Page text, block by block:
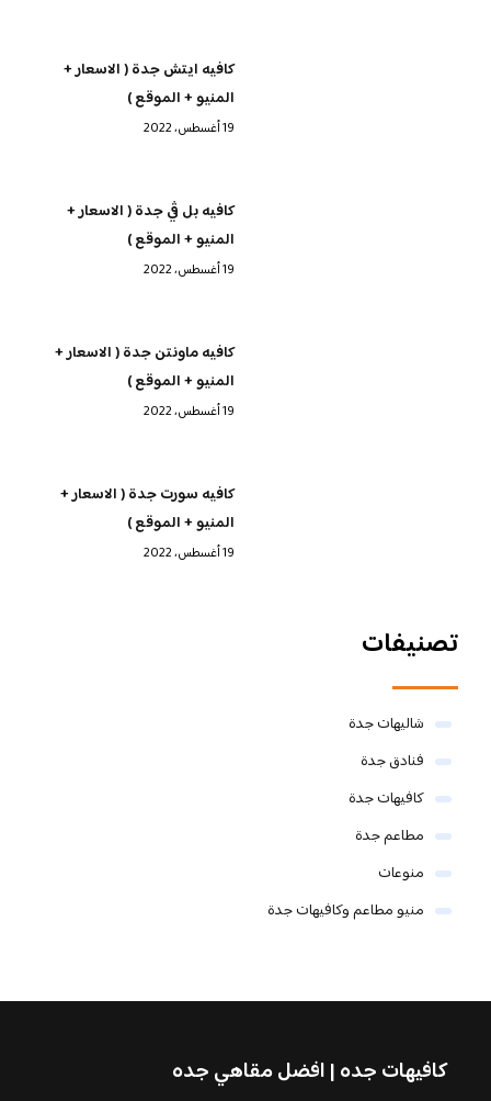
كافيه ايتش جدة ( الاسعار +
المنيو + الموقع )
19 أغسطس، 2022
كافيه بل ڤي جدة ( الاسعار +
المنيو + الموقع )
19 أغسطس، 2022
كافيه ماونتن جدة ( الاسعار +
المنيو + الموقع )
19 أغسطس، 2022
كافيه سورت جدة ( الاسعار +
المنيو + الموقع )
19 أغسطس، 2022
تصنيفات
شاليهات جدة
فنادق جدة
كافيهات جدة
مطاعم جدة
منوعات
منيو مطاعم وكافيهات جدة
كافيهات جده | افضل مقاهي جده